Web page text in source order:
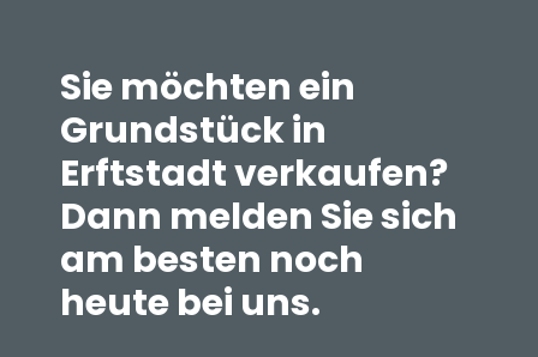
Sie möchten ein
Grundstück in
Erftstadt verkaufen?
Dann melden Sie sich
am besten noch
heute bei uns.